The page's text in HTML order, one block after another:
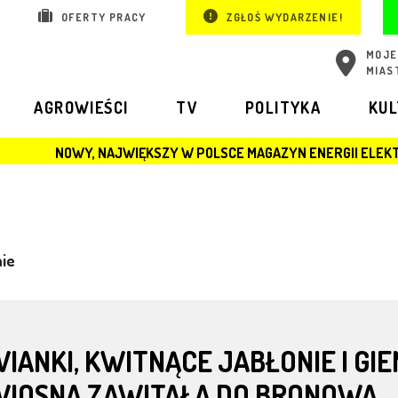
OFERTY PRACY ZGŁOŚ WYDARZENIE!
MOJE
AGROWIEŚCI TV POLITYKA
NOWY, NAJWIĘKSZY W POLSCE MAGAZYN ENERGII
KWITNĄCE JABŁONIE I